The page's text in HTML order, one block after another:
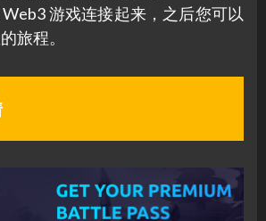
Web3 游戏连接起来，之后您可以
旅程。